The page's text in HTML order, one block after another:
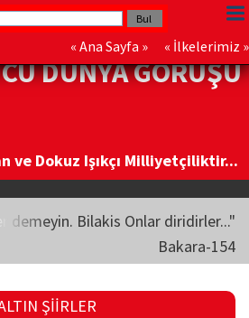
« Ana Sayfa » « İlkelerimiz »
DÜNYA GÖRÜŞÜ
ve Dokuz Işıkçı Milliyetçiliktir...
demeyin. Bilakis Onlar diridirler..."
Bakara-154
ŞİİRLER